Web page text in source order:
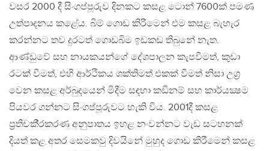
වසර 2000 දී සිංගප්පූරුව දිනකට කසළ ටොන් 7600ක් පමණ
උත්පාදනය කළේය. බිම් ගොඩ කිරීමෙන් එම කසළ බැහැර
කරන්නට තව දුරටත් ගොඩබිම ඉඩකඩ තිබුනේ නැත.
ආණ්ඩුවේ සහ නායකයන්ගේ දේශපාලන කැපවීමත්, කුඩා
රටක් වීමත්, එහි ආර්ථිකය ශක්තිමත් එකක් වීමත් නිසා උග‍්‍ර
වෙන කසළ අර්බුදයෙන් මිදීම සඳහා කඩිනම් සහ කාර්යක්‍ෂම
පියවර ගන්නට සිංගප්පූරුවට හැකි විය. 2001දී කසළ
ප‍්‍රතිචකී‍්‍රකරණ අනුපාතය ඉහළ නංවන්නට වැඩ සටහනක්
දියත් කළ අතර සෙමකවු දිවයිනේ මුහුද ගොඩ කිරීමෙන් කසළ